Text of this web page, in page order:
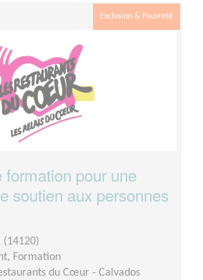
Exclusion & Pauvreté
formation pour une
soutien aux personnes
(14120)
Formation
du Cœur - Calvados